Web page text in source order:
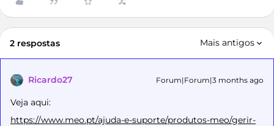
2 respostas Mais antigos
Ricardo27 Forum|Forum|3 months ago
Veja aqui:
https://www.meo.pt/ajuda-e-suporte/produtos-meo/gerir-